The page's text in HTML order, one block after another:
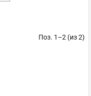
Поз. 1–2 (из 2)